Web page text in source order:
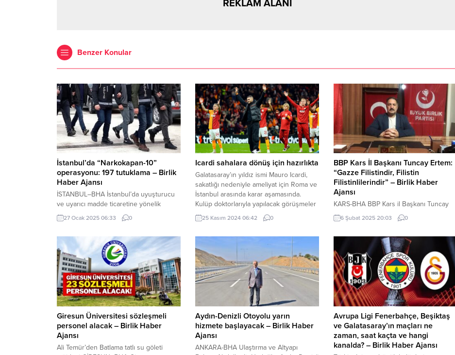
REKLAM ALANI
Benzer Konular
İstanbul’da “Narkokapan-10”
operasyonu: 197 tutuklama – Birlik
Haber Ajansı
İSTANBUL–BHA İstanbul’da uyuşturucu
ve uyarıcı madde ticaretine yönelik
düzenlenen “Narkokapan-10”
operasyonunda, 213 şüpheli gözaltına
13’ü adli kontrol şartıyla serbest bırakıldı.
Diğer şüphelilerin işlemleri sürüyor.
Ümraniye merkezli operasyon İstanbul
Cumhuriyet Başsavcılığı ve Anadolu
Cumhuriyet Başsavcılığı’nın
koordinasyonu, Emniyet Genel
Müdürlüğü Narkotik Suçlarla Mücadele
Başkanlığı’nın desteği ve İstanbul İl...
27 Ocak 2025 06:33 0
Icardi sahalara dönüş için hazırlıkta
Galatasaray’ın yıldız ismi Mauro Icardi,
sakatlığı nedeniyle ameliyat için Roma ve
İstanbul arasında karar aşamasında.
Kulüp doktorlarıyla yapılacak görüşmeler
sonucu operasyon tarihi belirlenecek. 25
Kasım 2024, 09:32 yayınlandı ANKARA-
Icardi’nin sakatlık durumu netleşiyor.
Sağ...
25 Kasım 2024 06:42 0
BBP Kars İl Başkanı Tuncay Ertem:
“Gazze Filistindir, Filistin
Filistinlilerindir” – Birlik Haber
Ajansı
KARS-BHA BBP Kars il Başkanı Tuncay
Ertem, basın açıklamasına başlamadan
önce 6 Şubat depremlerinde hayatlarını
rahmet diliyorum, diyerek başladı. Başkan
Ertem, konuşmasına gündeme dair bazı
önerilerde bulunarak şöyle devam
etti; Depremde anne ve babasını
kaybeden çocuklar şehit yakını statüsüne
alınmalı ve devlet, bu çocukların eğitim,
barınma ve sağlık...
6 Şubat 2025 20:03 0
Giresun Üniversitesi sözleşmeli
personel alacak – Birlik Haber
Ajansı
Ali Temür’den Batlama tatlı su göleti
Aydın-Denizli Otoyolu yarın
hizmete başlayacak – Birlik Haber
Ajansı
ANKARA-BHA Ulaştırma ve Altyapı
Avrupa Ligi Fenerbahçe, Beşiktaş
ve Galatasaray’ın maçları ne
zaman, saat kaçta ve hangi
kanalda? – Birlik Haber Ajansı